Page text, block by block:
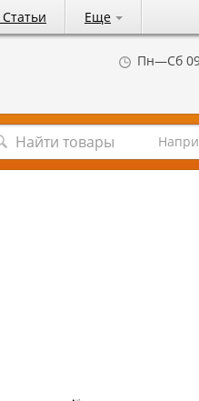
Еще
Пн—Сб